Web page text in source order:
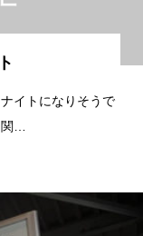
イトになりそうで
関…